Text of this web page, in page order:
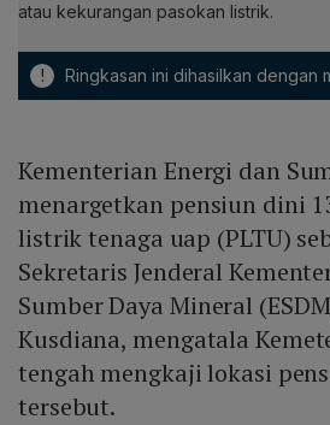
atau kekurangan pasokan listrik.
! Ringkasan ini dihasilkan dengan
Kementerian Energi dan
menargetkan pensiun dini
listrik tenaga uap (PLTU)
Sekretaris Jenderal
Sumber Daya Mineral
Kusdiana, mengatala
tengah mengkaji lokasi
tersebut.